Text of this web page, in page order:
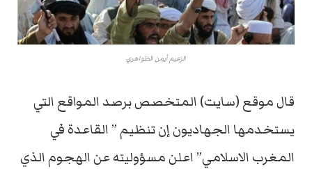
الزعيم أيمن الظواهري
قال موقع (سايت) المتخصص برصد المواقع التي
يستخدمها الجهاديون إن تنظيم ” القاعدة في
المغرب الاسلامي” اعلن مسؤوليته عن الهجوم الذي